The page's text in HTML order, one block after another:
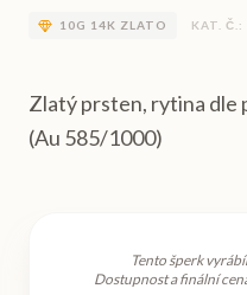
10G 14K ZLATO KAT. Č.:
Zlatý prsten, rytina dle
(Au 585/1000)
Tento šperk
Dostupnost a finální